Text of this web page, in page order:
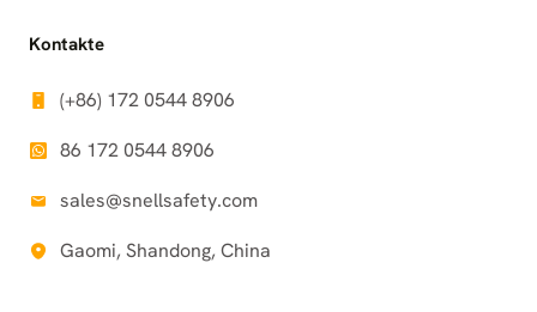
Kontakte
(+86) 172 0544 8906
86 172 0544 8906
sales@snellsafety.com
Gaomi, Shandong, China